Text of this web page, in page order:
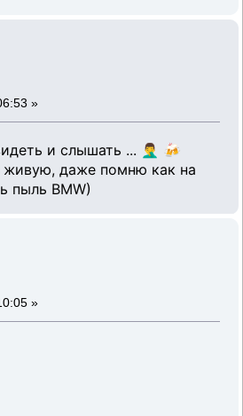
»
и слышать ... 🤦‍♂️ 🍻
живую, даже помню как на
пыль BMW)
»